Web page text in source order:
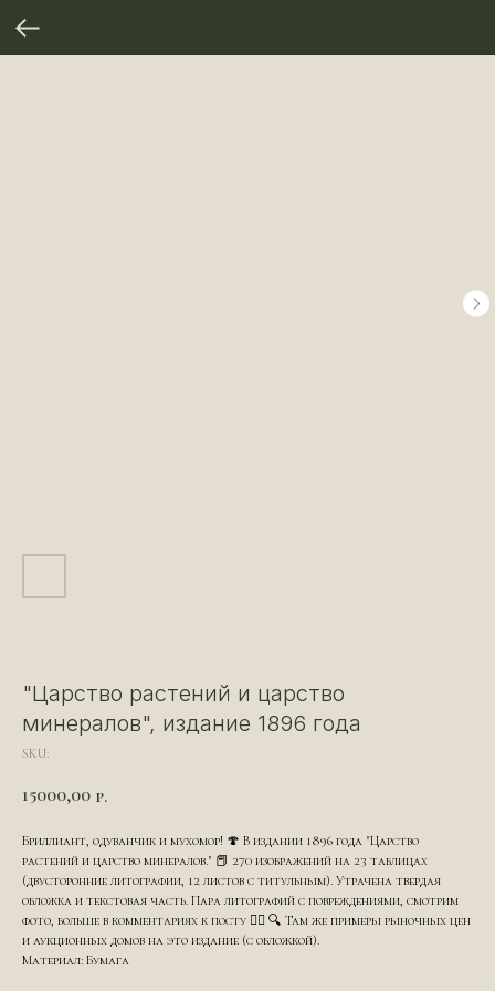
"Царство растений и царство
минералов", издание 1896 года
SKU:
15000,00 р.
Бриллиант, одуванчик и мухомор! 🍄 В издании 1896 года "Царство
растений и царство минералов." 📕 270 изображений на 23 таблицах
(двусторонние литографии, 12 листов с титульным). Утрачена твердая
обложка и текстовая часть. Пара литографий с повреждениями, смотрим
фото, больше в комментариях к посту 👇🏻 🔍 Там же примеры рыночных цен
и аукционных домов на это издание (с обложкой).
Материал: Бумага